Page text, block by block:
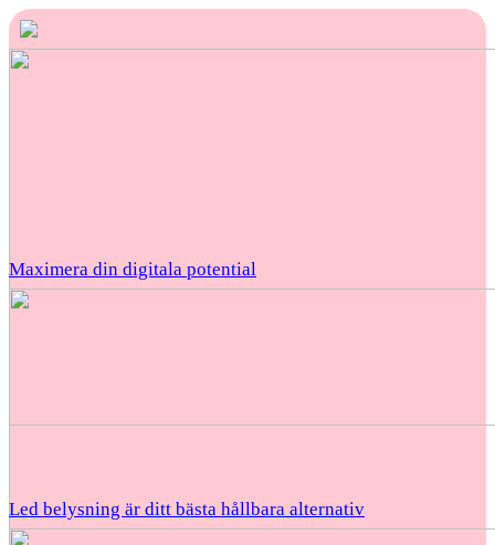
Maximera din digitala potential
Led belysning är ditt bästa hållbara alternativ